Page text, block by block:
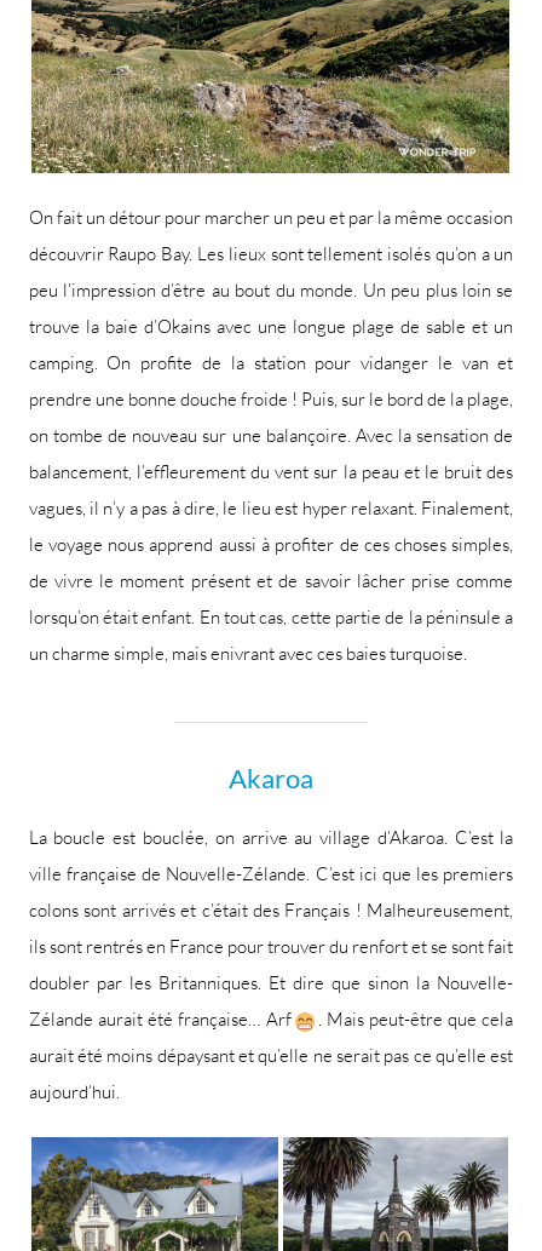
On fait un détour pour marcher un peu et par la même occasion
découvrir Raupo Bay. Les lieux sont tellement isolés qu’on a un
peu l’impression d’être au bout du monde. Un peu plus loin se
trouve la baie d’Okains avec une longue plage de sable et un
camping. On profite de la station pour vidanger le van et
prendre une bonne douche froide ! Puis, sur le bord de la plage,
on tombe de nouveau sur une balançoire. Avec la sensation de
balancement, l’effleurement du vent sur la peau et le bruit des
vagues, il n’y a pas à dire, le lieu est hyper relaxant. Finalement,
le voyage nous apprend aussi à profiter de ces choses simples,
de vivre le moment présent et de savoir lâcher prise comme
lorsqu’on était enfant. En tout cas, cette partie de la péninsule a
un charme simple, mais enivrant avec ces baies turquoise.
Akaroa
La boucle est bouclée, on arrive au village d’Akaroa. C’est la
ville française de Nouvelle-Zélande. C’est ici que les premiers
colons sont arrivés et c’était des Français ! Malheureusement,
ils sont rentrés en France pour trouver du renfort et se sont fait
doubler par les Britanniques. Et dire que sinon la Nouvelle-
Zélande aurait été française… Arf
. Mais peut-être que cela
aurait été moins dépaysant et qu’elle ne serait pas ce qu’elle est
aujourd’hui.